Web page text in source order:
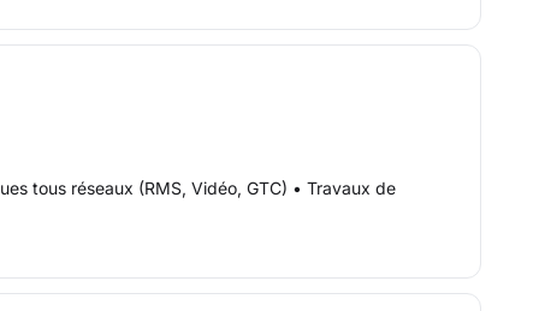
tous réseaux (RMS, Vidéo, GTC) • Travaux de